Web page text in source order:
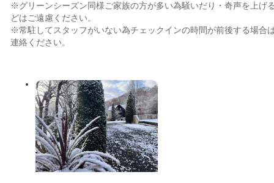
※グリーンシーズン同様ご家族の方が多い為騒いだり・奇声を上げ
どはご遠慮ください。
※常駐してスタッフがいない為チェックインの時間が前後する場合
連絡ください。